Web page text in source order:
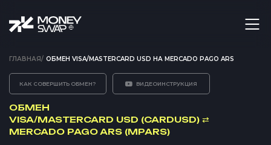
ГЛАВНАЯ/ ОБМЕН VISA/MASTERCARD USD НА MERCADO PAGO ARS
КАК СОВЕРШИТЬ ОБМЕН? ВИДЕОИНСТРУКЦИЯ
ОБМЕН
VISA/MASTERCARD USD (CARDUSD) ⇄
MERCADO PAGO ARS (MPARS)